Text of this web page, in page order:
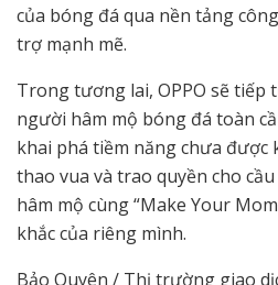
của bóng đá qua nền tảng
trợ mạnh mẽ.
Trong tương lai, OPPO sẽ tiếp
người hâm mộ bóng đá toàn
khai phá tiềm năng chưa được
thao vua và trao quyền cho
hâm mộ cùng “Make Your
khắc của riêng mình.
Bảo Quyên / Thị trường giao